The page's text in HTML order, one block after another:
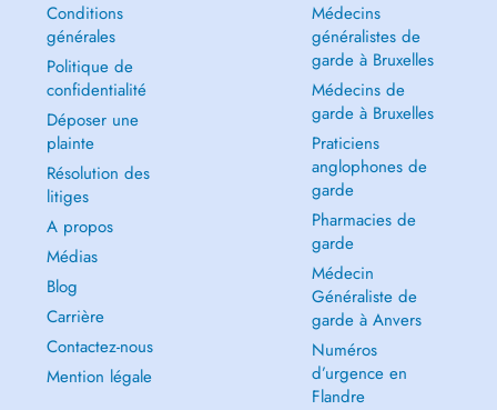
Conditions
générales
Politique de
confidentialité
Déposer une
plainte
Résolution des
litiges
A propos
Médias
Blog
Carrière
Contactez-nous
Mention légale
Médecins
généralistes de
garde à Bruxelles
Médecins de
garde à Bruxelles
Praticiens
anglophones de
garde
Pharmacies de
garde
Médecin
Généraliste de
garde à Anvers
Numéros
d’urgence en
Flandre